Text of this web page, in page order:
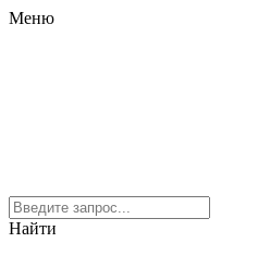
Меню
Найти